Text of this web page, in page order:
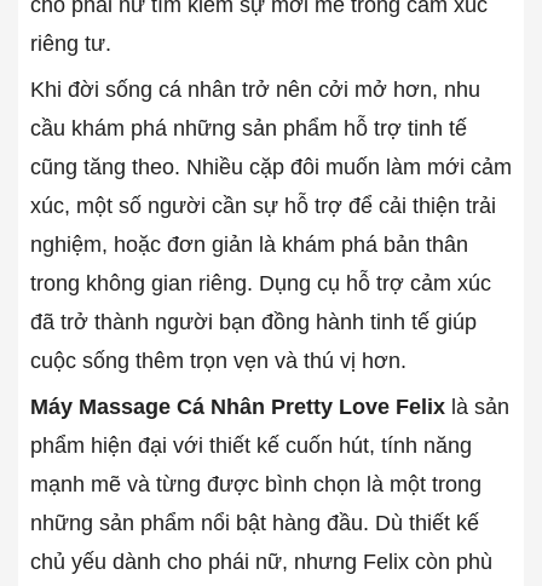
cho phái nữ tìm kiếm sự mới mẻ trong cảm xúc
riêng tư.
Khi đời sống cá nhân trở nên cởi mở hơn, nhu
cầu khám phá những sản phẩm hỗ trợ tinh tế
cũng tăng theo. Nhiều cặp đôi muốn làm mới cảm
xúc, một số người cần sự hỗ trợ để cải thiện trải
nghiệm, hoặc đơn giản là khám phá bản thân
trong không gian riêng. Dụng cụ hỗ trợ cảm xúc
đã trở thành người bạn đồng hành tinh tế giúp
cuộc sống thêm trọn vẹn và thú vị hơn.
Máy Massage Cá Nhân Pretty Love Felix là sản
phẩm hiện đại với thiết kế cuốn hút, tính năng
mạnh mẽ và từng được bình chọn là một trong
những sản phẩm nổi bật hàng đầu. Dù thiết kế
chủ yếu dành cho phái nữ, nhưng Felix còn phù